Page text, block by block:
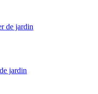
de jardin
jardin